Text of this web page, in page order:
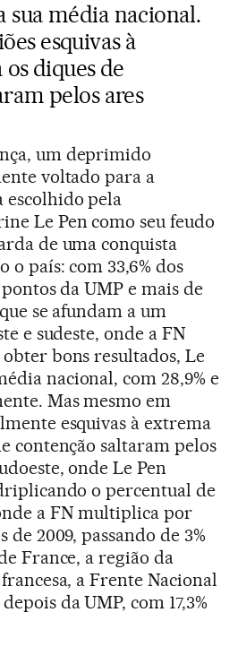
sua média nacional.
esquivas à
diques de
pelos ares
um deprimido
voltado para a
escolhido pela
Le Pen como seu feudo
de uma conquista
o país: com 33,6% dos
da UMP e mais de
se afundam a um
e sudeste, onde a FN
obter bons resultados, Le
nacional, com 28,9% e
Mas mesmo em
esquivas à extrema
contenção saltaram pelos
onde Le Pen
o percentual de
a FN multiplica por
de 2009, passando de 3%
France, a região da
a Frente Nacional
da UMP, com 17,3%